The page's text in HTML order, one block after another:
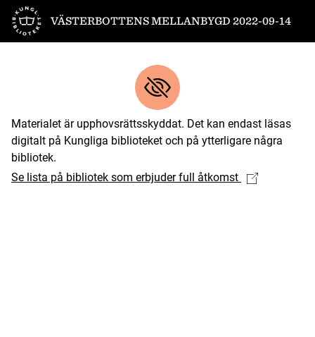
Till startsidan
VÄSTERBOTTENS MELLANBYGD 2022-09-14
Materialet är upphovsrättsskyddat. Det kan endast läsas
digitalt på Kungliga biblioteket och på ytterligare några
bibliotek.
Se lista på bibliotek som erbjuder full åtkomst